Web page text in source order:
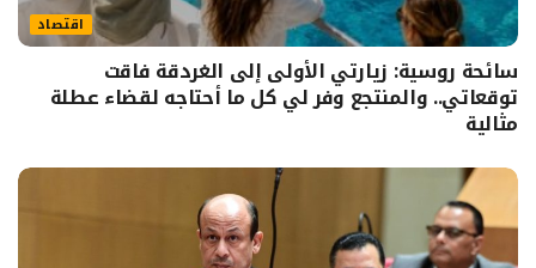
اقتصاد
سائحة روسية: زيارتي الأولى إلى الغردقة فاقت
توقعاتي.. والمنتجع وفر لي كل ما أحتاجه لقضاء عطلة
مثالية